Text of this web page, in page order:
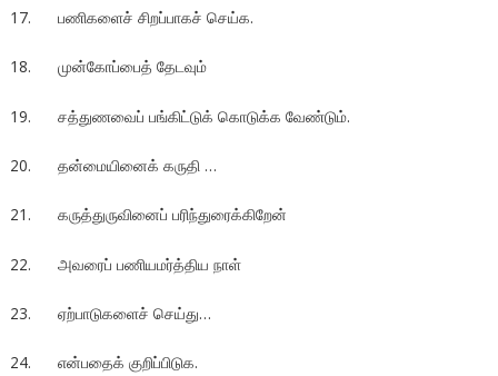
17. பணிகளைச் சிறப்பாகச் செய்க.
18. முன்கோப்பைத் தேடவும்
19. சத்துணவைப் பங்கிட்டுக் கொடுக்க வேண்டும்.
20. தன்மையினைக் கருதி …
21. கருத்துருவினைப் பரிந்துரைக்கிறேன்
22. அவரைப் பணியமர்த்திய நாள்
23. ஏற்பாடுகளைச் செய்து…
24. என்பதைக் குறிப்பிடுக.